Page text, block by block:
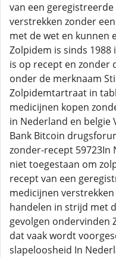
van een
verstrekken zonder
met de wet en kunnen
Zolpidem is sinds
is op recept en zonder
onder de merknaam
Zolpidemtartraat in
medicijnen kopen
in Nederland en belgie
Bank Bitcoin
zonder-recept 59723In
niet toegestaan om
recept van een
medicijnen
handelen in strijd met
gevolgen ondervinden
dat vaak wordt
slapeloosheid In